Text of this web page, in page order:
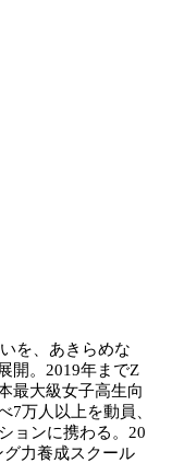
を、あきらめな
開。2019年までZ
最大級女子高生向
7万人以上を動員、
ョンに携わる。20
グ力養成スクール